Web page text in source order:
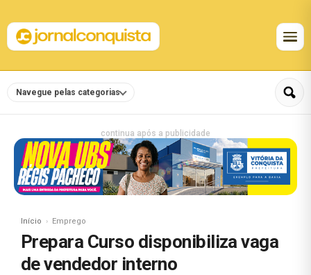
Navegue pelas categorias
continua após a publicidade
Início Emprego
Prepara Curso disponibiliza vaga
de vendedor interno